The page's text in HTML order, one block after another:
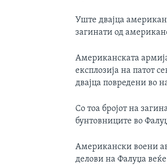
Уште двајца
загинати од
Американската
експлозија на патот
двајца повредени во
Со тоа бројот на
бунтовниците во
Американски воени
делови на Фалуџа